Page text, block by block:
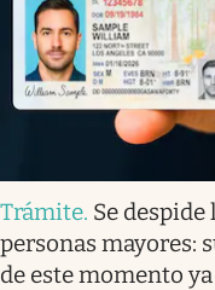
Trámite. Se
personas mayores:
de este momento